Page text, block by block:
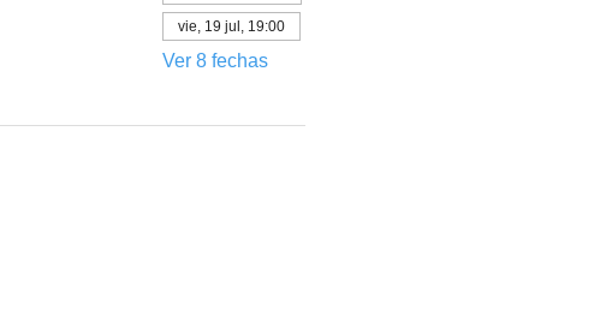
vie, 19 jul, 19:00
Ver 8 fechas